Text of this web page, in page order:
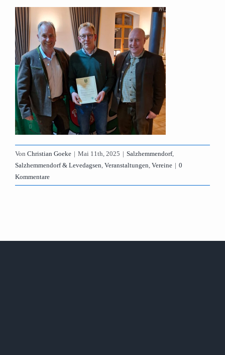
Von Christian Goeke | Mai 11th, 2025 | Salzhemmendorf,
Salzhemmendorf & Levedagsen Veranstaltungen Vereine | 0
Kommentare